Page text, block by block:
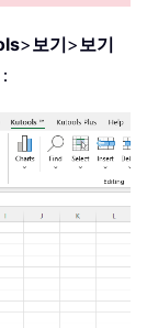
>보기>보기